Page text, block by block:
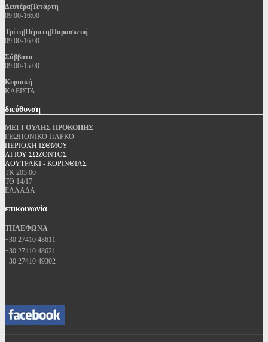
Δευτέρα|Τετάρτη
09:00-16:00
Τρίτη|Πέμπτη|Παρασκευή
09:00-16:00
Σάββατο
09:00-15:00
Κυριακή
ΚΛΕΙΣΤΑ
διεύθυνση
ΜΕΓΓΟΥΛΗΣ ΠΡΟΚΟΠΗΣ
ΓΕΩΠΟΝΙΚΟ ΠΑΡΚΟ
ΠΕΡΙΟΧΗ ΙΣΘΜΟΥ
ΑΓΙΟΥ ΣΩΖΟΝΤΟΣ
ΛΟΥΤΡΑΚΙ - ΚΟΡΙΝΘΙΑΣ
ΤΚ 203 00
ΤΘ 14/17
ΕΛΛΑΔΑ
επικοινωνία
ΤΗΛΕΦΩΝΑ
+30 27410 48611
+30 27410 48621
+30 27410 49302